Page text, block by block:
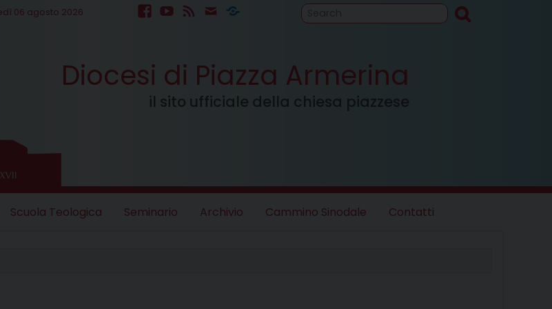
06 agosto 2026
Sinodale
Diocesi di Piazza Armerina
il sito ufficiale della chiesa piazzese
Scuola Teologica Seminario Archivio Cammino Sinodale Contatti